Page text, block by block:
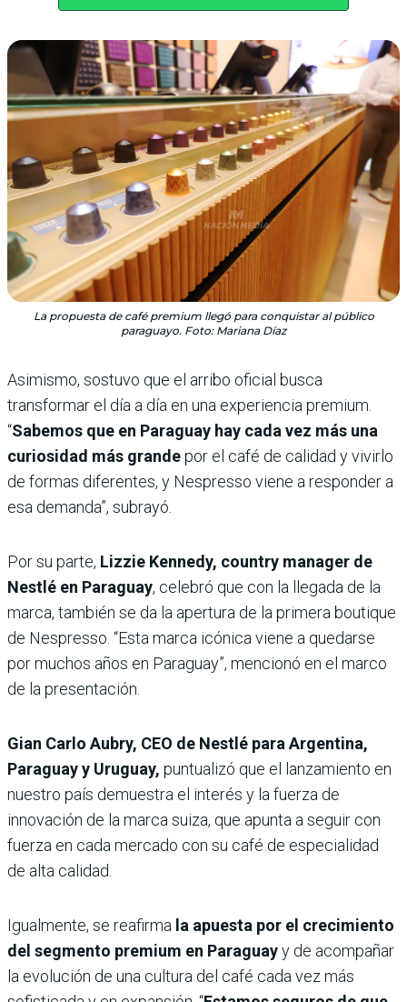
La propuesta de café premium llegó para conquistar al público
paraguayo. Foto: Mariana Díaz
Asimismo, sostuvo que el arribo oficial busca
transformar el día a día en una experiencia premium.
“Sabemos que en Paraguay hay cada vez más una
curiosidad más grandepor el café de calidad y vivirlo
de formas diferentes, y Nespresso viene a responder a
esa demanda”, subrayó.
Por su parte, Lizzie Kennedy, country manager de
Nestlé en Paraguay, celebró que con la llegada de la
marca, también se da la apertura de la primera boutique
de Nespresso. “Esta marca icónica viene a quedarse
por muchos años en Paraguay”, mencionó en el marco
de la presentación.
Gian Carlo Aubry, CEO de Nestlé para Argentina,
Paraguay y Uruguay, puntualizó que el lanzamiento en
nuestro país demuestra el interés y la fuerza de
innovación de la marca suiza, que apunta a seguir con
fuerza en cada mercado con su café de especialidad
de alta calidad.
Igualmente, se reafirma la apuesta por el crecimiento
del segmento premium en Paraguayy de acompañar
la evolución de una cultura del café cada vez más